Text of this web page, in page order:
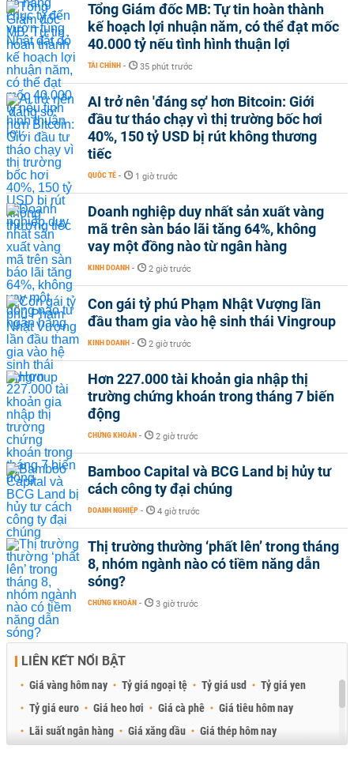
Tổng Giám đốc MB: Tự tin hoàn thành
kế hoạch lợi nhuận năm, có thể đạt mốc
40.000 tỷ nếu tình hình thuận lợi
TÀI CHÍNH - 35 phút trước
AI trở nên 'đáng sợ' hơn Bitcoin: Giới
đầu tư tháo chạy vì thị trường bốc hơi
40%, 150 tỷ USD bị rút không thương
tiếc
QUỐC TẾ - 1 giờ trước
Doanh nghiệp duy nhất sản xuất vàng
mã trên sàn báo lãi tăng 64%, không
vay một đồng nào từ ngân hàng
KINH DOANH - 2 giờ trước
Con gái tỷ phú Phạm Nhật Vượng lần
đầu tham gia vào hệ sinh thái Vingroup
KINH DOANH - 2 giờ trước
Hơn 227.000 tài khoản gia nhập thị
trường chứng khoán trong tháng 7 biến
động
CHỨNG KHOÁN - 2 giờ trước
Bamboo Capital và BCG Land bị hủy tư
cách công ty đại chúng
DOANH NGHIỆP - 4 giờ trước
Thị trường thường ‘phất lên’ trong tháng
8, nhóm ngành nào có tiềm năng dẫn
sóng?
CHỨNG KHOÁN - 3 giờ trước
LIÊN KẾT NỔI BẬT
Giá vàng hôm nay Tỷ giá ngoại tệ Tỷ giá usd
Tỷ giá yen
Tỷ giá euro
Giá heo hơi Giá cà phê
Giá tiêu hôm nay
Lãi suất ngân hàng
Giá xăng dầu
Giá thép hôm nay